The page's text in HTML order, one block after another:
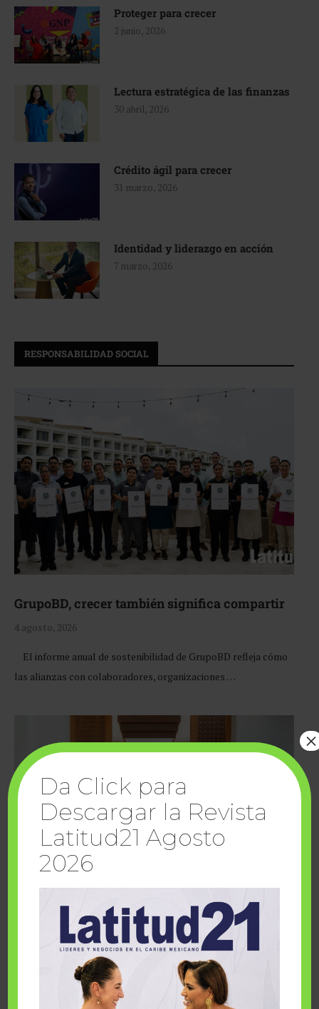
Proteger para crecer
2 junio, 2026
Lectura estratégica de las finanzas
30 abril, 2026
Crédito ágil para crecer
31 marzo, 2026
Identidad y liderazgo en acción
7 marzo, 2026
RESPONSABILIDAD SOCIAL
GrupoBD, crecer también significa compartir
4 agosto, 2026
El informe anual de sostenibilidad de GrupoBD refleja cómo
las alianzas con colaboradores, organizaciones …
Cuando la solidaridad inspira; cumplen
sueños Fairmont Mayakoba y Make-A-Wish
Da Click para
Descargar la Revista
Latitud21 Agosto
2026
×